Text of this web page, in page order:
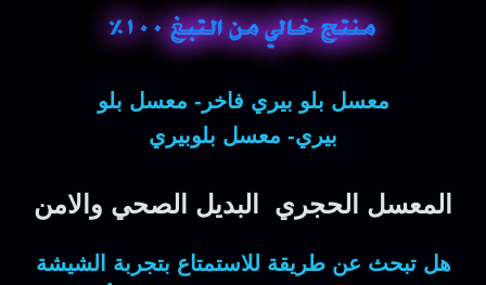
معسل بلو بيري فاخر- معسل بلو
بيري- معسل بلوبيري
المعسل الحجري البديل الصحي والامن
هل تبحث عن طريقة للاستمتاع بتجربة الشيشة